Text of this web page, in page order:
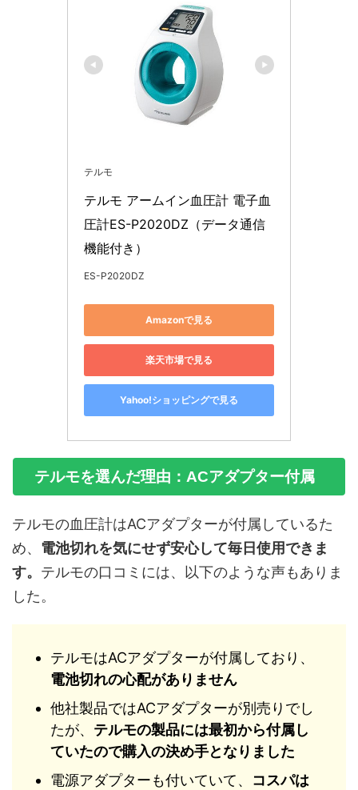
テルモ
テルモ アームイン血圧計 電子血
圧計ES-P2020DZ（データ通信
機能付き）
ES-P2020DZ
Amazonで見る
楽天市場で見る
Yahoo!ショッピングで見る
テルモを選んだ理由：ACアダプター付属
テルモの血圧計はACアダプターが付属しているた
め、 電池切れを気にせず安心して毎日使用できま
す。 テルモの口コミには、以下のような声もありま
した。
テルモはACアダプターが付属しており、
電池切れの心配がありません
他社製品ではACアダプターが別売りでし
たが、 テルモの製品には最初から付属し
ていたので購入の決め手となりました
電源アダプターも付いていて、 コスパは